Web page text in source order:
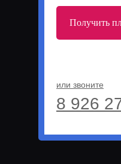
или звоните
Получить
8 926